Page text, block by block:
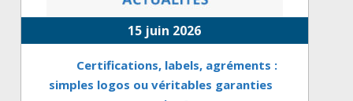
15 juin 2026
Certifications, labels, agréments :
simples logos ou véritables garanties